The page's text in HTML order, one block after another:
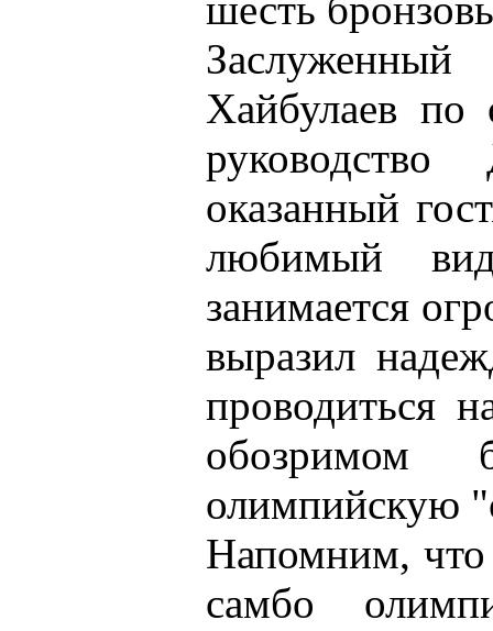
Хайбулаев по
оказанный
любимый
занимается
выразил
проводиться
обозримом
олимпийскую
Напомним,
самбо